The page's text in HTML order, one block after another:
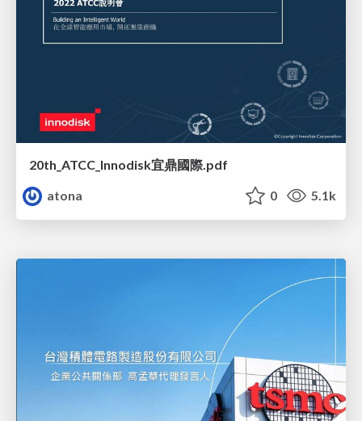
20th_ATCC_Innodisk宜鼎國際.pdf
atona
0 5.1k